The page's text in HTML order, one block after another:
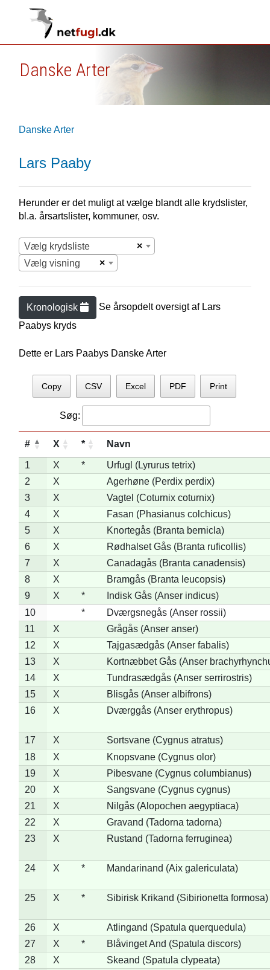
Danske Arter
Danske Arter
Lars Paaby
Herunder er det muligt at vælge blandt alle krydslister,
bl.a. årsartslister, kommuner, osv.
×
Vælg krydsliste
×
Vælg visning
Kronologisk Se årsopdelt oversigt af Lars
Paabys kryds
Dette er Lars Paabys Danske Arter
Copy CSV Excel PDF Print
Søg:
# X * Navn
1 X *
Urfugl (Lyrurus tetrix)
2
X
Agerhøne (Perdix perdix)
3
X
Vagtel (Coturnix coturnix)
4
X
Fasan (Phasianus colchicus)
5
X
Knortegås (Branta bernicla)
6
X
Rødhalset Gås (Branta ruficollis)
7
X
Canadagås (Branta canadensis)
8
X
Bramgås (Branta leucopsis)
9
X *
Indisk Gås (Anser indicus)
10
*
Dværgsnegås (Anser rossii)
11
X
Grågås (Anser anser)
12
X
Tajgasædgås (Anser fabalis)
13
X
Kortnæbbet Gås (Anser
14
X
Tundrasædgås (Anser serrirostris)
15
X
Blisgås (Anser albifrons)
16
X Dværggås (Anser erythropus)
17 X
Sortsvane (Cygnus atratus)
18
X
Knopsvane (Cygnus olor)
19
X
Pibesvane (Cygnus columbianus)
20
X
Sangsvane (Cygnus cygnus)
21
X
Nilgås (Alopochen aegyptiaca)
22
X
Gravand (Tadorna tadorna)
23
X Rustand (Tadorna ferruginea)
24 X * Mandarinand (Aix galericulata)
25 X * Sibirisk Krikand (Sibirionetta formosa)
26 X
Atlingand (Spatula querquedula)
27
X *
Blåvinget And (Spatula discors)
28
X
Skeand (Spatula clypeata)